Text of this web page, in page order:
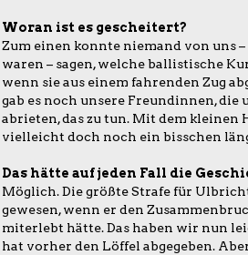
Woran ist es gescheitert?
Zum einen konnte niemand von uns
waren – sagen, welche ballistische
wenn sie aus einem fahrenden Zug
gab es noch unsere Freundinnen, die
abrieten, das zu tun. Mit dem kleinen
vielleicht doch noch ein bisschen
Das hätte auf jeden Fall die
Möglich. Die größte Strafe für
gewesen, wenn er den
miterlebt hätte. Das haben wir nun
hat vorher den Löffel abgegeben.